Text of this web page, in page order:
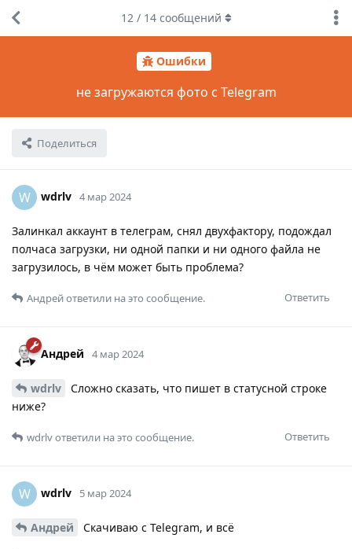
Ошибки
не загружаются фото с Telegram
Поделиться
12/ 14сообщений
W wdrlv 4 мар 2024
Залинкал аккаунт в телеграм, снял двухфактору, подождал
полчаса загрузки, ни одной папки и ни одного файла не
загрузилось, в чём может быть проблема?
Ответить
Андрейответили на это сообщение.
Андрей 4 мар 2024
wdrlv
Сложно сказать, что пишет в статусной строке
ниже?
Ответить
wdrlvответили на это сообщение.
W wdrlv 5 мар 2024
Андрей Скачиваю с Telegram, и всё